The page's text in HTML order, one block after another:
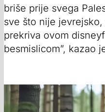
briše prije svega
sve što nije
prekriva ovom
besmislicom”, kazao